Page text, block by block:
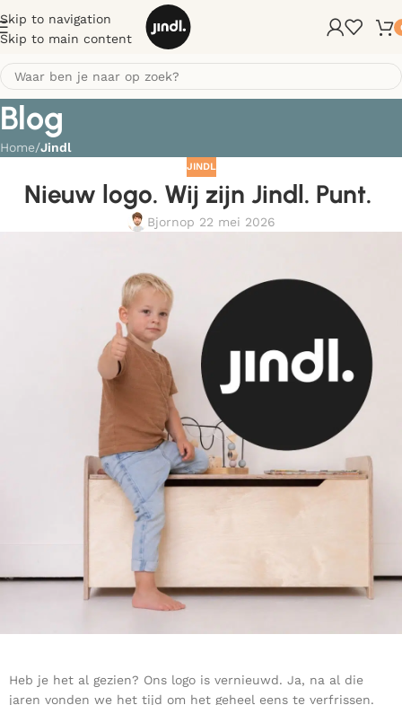
Skip to navigation
Skip to main content
Blog
Home/Jindl
JINDL
Nieuw logo. Wij zijn Jindl. Punt.
Bjornop 22 mei 2026
Heb je het al gezien? Ons logo is vernieuwd. Ja, na al die
jaren vonden we het tijd om het geheel eens te verfrissen.